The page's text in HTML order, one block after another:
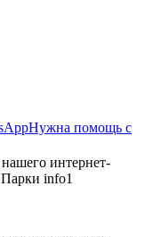
Нужна помощь с